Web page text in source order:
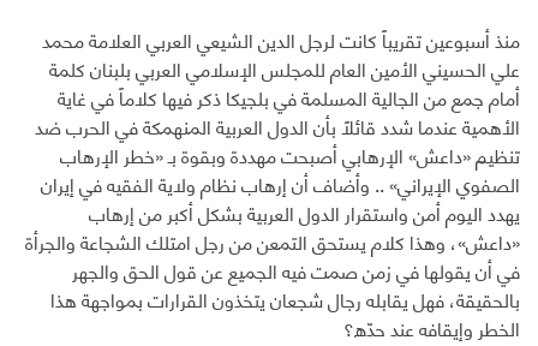
منذ أسبوعين تقريباً كانت لرجل الدين الشيعي العربي العلامة محمد
علي الحسيني الأمين العام للمجلس الإسلامي العربي بلبنان كلمة
أمام جمع من الجالية المسلمة في بلجيكا ذكر فيها كلاماً في غاية
الأهمية عندما شدد قائلاً بأن الدول العربية المنهمكة في الحرب ضد
تنظيم «داعش» الإرهابي أصبحت مهددة وبقوة بـ «خطر الإرهاب
الصفوي الإيراني» .. وأضاف أن إرهاب نظام ولاية الفقيه في إيران
يهدد اليوم أمن واستقرار الدول العربية بشكل أكبر من إرهاب
«داعش»، وهذا كلام يستحق التمعن من رجل امتلك الشجاعة والجرأة
في أن يقولها في زمن صمت فيه الجميع عن قول الحق والجهر
بالحقيقة، فهل يقابله رجال شجعان يتخذون القرارات بمواجهة هذا
الخطر وإيقافه عند حدّه؟